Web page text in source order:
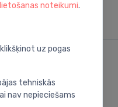
noteikumi.
uz pogas
tehniskās
nav nepieciešams